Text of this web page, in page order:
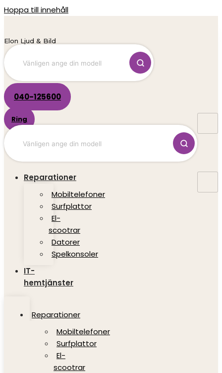
Hoppa till innehåll
Elon Ljud & Bild
040-125600
Ring
Reparationer
Mobiltelefoner
Surfplattor
El-
scootrar
Datorer
Spelkonsoler
IT-
hemtjänster
Reparationer
Mobiltelefoner
Surfplattor
El-
scootrar